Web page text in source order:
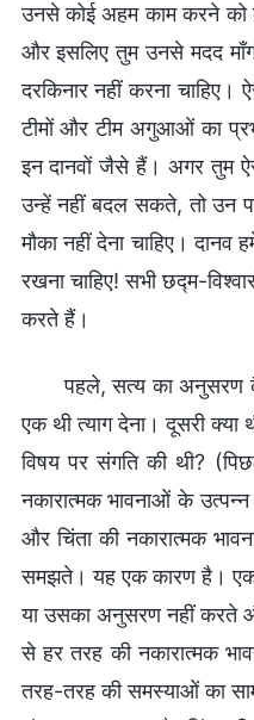
उनसे कोई अहम काम करने को
और इसलिए तुम उनसे मदद
दरकिनार नहीं करना
टीमों और टीम अगुआओं का
इन दानवों जैसे हैं। अगर तुम
उन्हें नहीं बदल सकते, तो उन
मौका नहीं देना चाहिए।
रखना चाहिए! सभी छद्म-
करते हैं।
पहले, सत्य का अनुसरण
एक थी त्याग देना। दूसरी क्या
विषय पर संगति की थी?
नकारात्मक भावनाओं के
और चिंता की नकारात्मक
समझते। यह एक कारण है। एक
या उसका अनुसरण नहीं करते
से हर तरह की नकारात्मक
तरह-तरह की समस्याओं का